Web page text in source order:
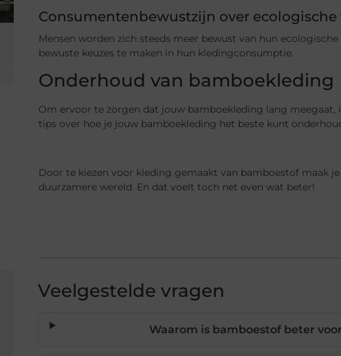
Consumentenbewustzijn over
Mensen worden zich steeds meer bewust van hun
bewuste keuzes te maken in hun kledingconsumptie.
Onderhoud van bamboekleding
Om ervoor te zorgen dat jouw bamboekleding lang
tips over hoe je jouw bamboekleding het beste kunt
Door te kiezen voor kleding gemaakt van bamboestof maak
duurzamere wereld. En dat voelt toch net even wat beter!
Veelgestelde vragen
Waarom is bamboestof beter